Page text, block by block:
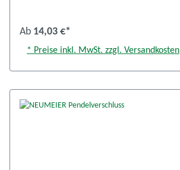
Ab 14,03 €*
* Preise inkl. MwSt. zzgl. Versandkosten